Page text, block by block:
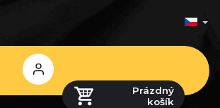
Přihlášení
Prázdný
košík